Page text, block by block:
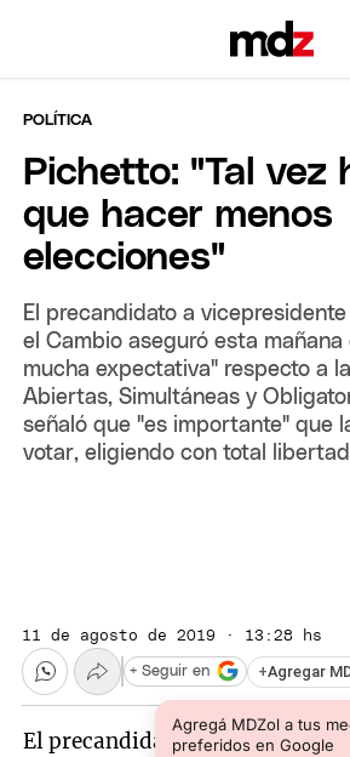
POLÍTICA
Pichetto: "Tal vez
que hacer menos
elecciones"
El precandidato a
el Cambio aseguró esta
mucha expectativa" respecto a
Abiertas, Simultáneas y
señaló que "es importante" que
votar, eligiendo con total
11 de agosto de 2019 · 13:28 hs
+Agregar
Agregá MDZol a tus
preferidos en Google
+ Seguir en
El precandidato a